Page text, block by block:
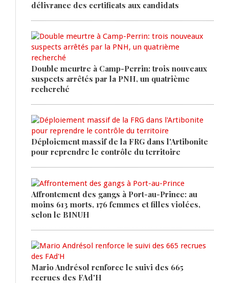
délivrance des certificats aux candidats
Double meurtre à Camp-Perrin: trois nouveaux
suspects arrêtés par la PNH, un quatrième
recherché
Déploiement massif de la FRG dans l'Artibonite
pour reprendre le contrôle du territoire
Affrontement des gangs à Port-au-Prince: au
moins 613 morts, 176 femmes et filles violées,
selon le BINUH
Mario Andrésol renforce le suivi des 665
recrues des FAd'H